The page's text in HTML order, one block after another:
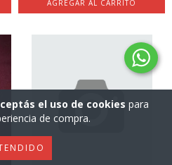
el uso de cookies para
de compra.